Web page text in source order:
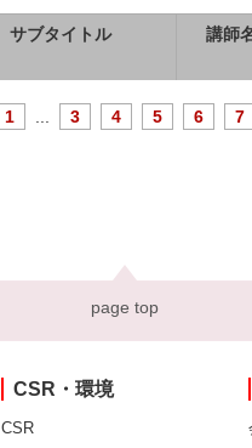
サブタイトル 講師
1 3 4 5 6 7
page top
CSR・環境
CSR